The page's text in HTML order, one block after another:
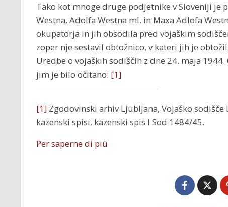
Tako kot mnoge druge podjetnike v Sloveniji je
Westna, Adolfa Westna ml. in Maxa Adlofa
okupatorja in jih obsodila pred vojaškim
zoper nje sestavil obtožnico, v kateri jih je
Uredbe o vojaških sodiščih z dne 24. maja
jim je bilo očitano: [1]
[1] Zgodovinski arhiv Ljubljana, Vojaško
kazenski spisi, kazenski spis I Sod 1484/45.
Per saperne di più